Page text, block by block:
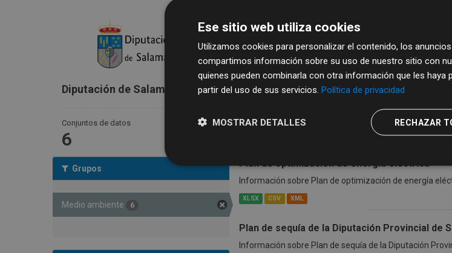
Diputación de Salamanca
Conjuntos de datos
6
Grupos
Medio ambiente 6
6 conjuntos de datos encontrados
medio ambiente
Plan de optimización de energía eléctrica
Información sobre Plan de optimización de energía
XLSX CSV XML
Plan de sequía de la Diputación Provincial de
Información sobre Plan de sequía de la Diputación
Ese sitio web utiliza cookies
Utilizamos cookies para personalizar el contenido, los
compartimos información sobre su uso de nuestro sitio con
quienes pueden combinarla con otra información que les haya
partir del uso de sus servicios. Política de privacidad
RECHAZAR
MOSTRAR DETALLES